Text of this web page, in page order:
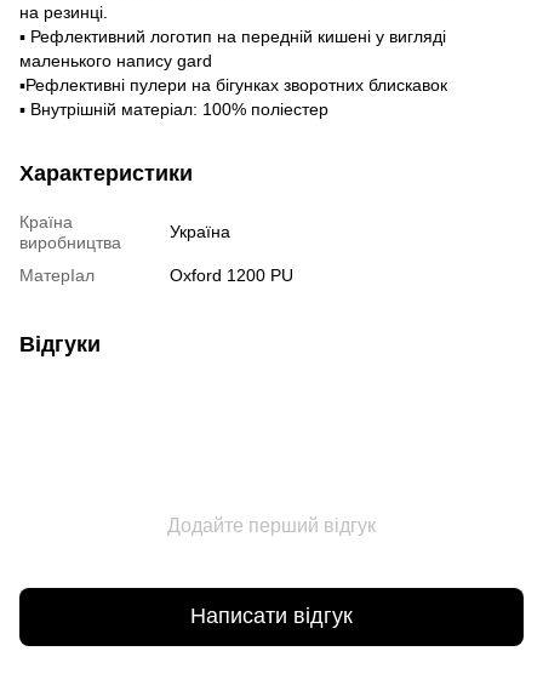
на резинці.
▪️ Рефлективний логотип на передній кишені у вигляді
маленького напису gard
▪️Рефлективні пулери на бігунках зворотних блискавок
▪️ Внутрішній матеріал: 100% поліестер
Характеристики
Країна
виробництва
Україна
МатерІал Oxford 1200 PU
Відгуки
Додайте перший відгук
Написати відгук